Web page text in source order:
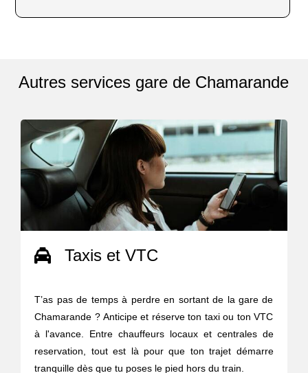
Autres services gare de Chamarande
Taxis et VTC
T’as pas de temps à perdre en sortant de la gare de
Chamarande ? Anticipe et réserve ton taxi ou ton VTC
à l'avance. Entre chauffeurs locaux et centrales de
reservation, tout est là pour que ton trajet démarre
tranquille dès que tu poses le pied hors du train.